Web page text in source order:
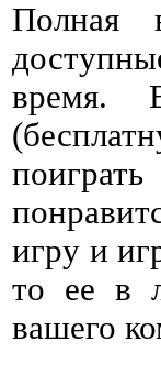
Полная
время.
игру и
то ее в
вашего